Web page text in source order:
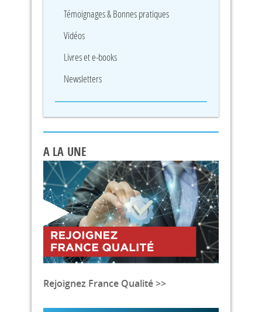
Témoignages & Bonnes pratiques
Vidéos
Livres et e-books
Newsletters
A LA UNE
Rejoignez France Qualité >>